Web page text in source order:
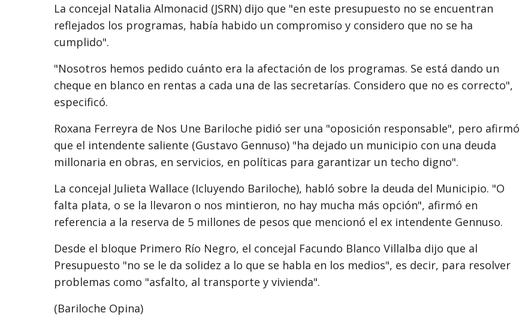
La concejal Natalia Almonacid (JSRN) dijo que "en este presupuesto no se encuentran
reflejados los programas, había habido un compromiso y considero que no se ha
cumplido".
"Nosotros hemos pedido cuánto era la afectación de los programas. Se está dando un
cheque en blanco en rentas a cada una de las secretarías. Considero que no es correcto",
especificó.
Roxana Ferreyra de Nos Une Bariloche pidió ser una "oposición responsable", pero afirmó
que el intendente saliente (Gustavo Gennuso) "ha dejado un municipio con una deuda
millonaria en obras, en servicios, en políticas para garantizar un techo digno".
La concejal Julieta Wallace (Icluyendo Bariloche), habló sobre la deuda del Municipio. "O
falta plata, o se la llevaron o nos mintieron, no hay mucha más opción", afirmó en
referencia a la reserva de 5 millones de pesos que mencionó el ex intendente Gennuso.
Desde el bloque Primero Río Negro, el concejal Facundo Blanco Villalba dijo que al
Presupuesto "no se le da solidez a lo que se habla en los medios", es decir, para resolver
problemas como "asfalto, al transporte y vivienda".
(Bariloche Opina)